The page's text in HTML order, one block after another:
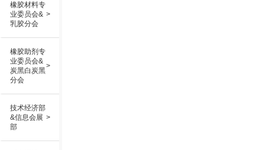
橡胶材料专
业委员会&
乳胶分会
>
橡胶助剂专
业委员会&
炭黑白炭黑
分会
>
技术经济部
&信息会展
部
>